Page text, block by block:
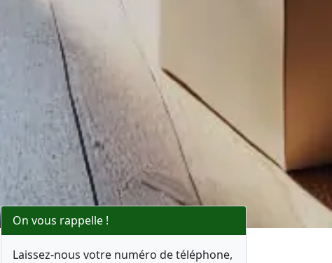
On vous rappelle !
Laissez-nous votre numéro de téléphone,